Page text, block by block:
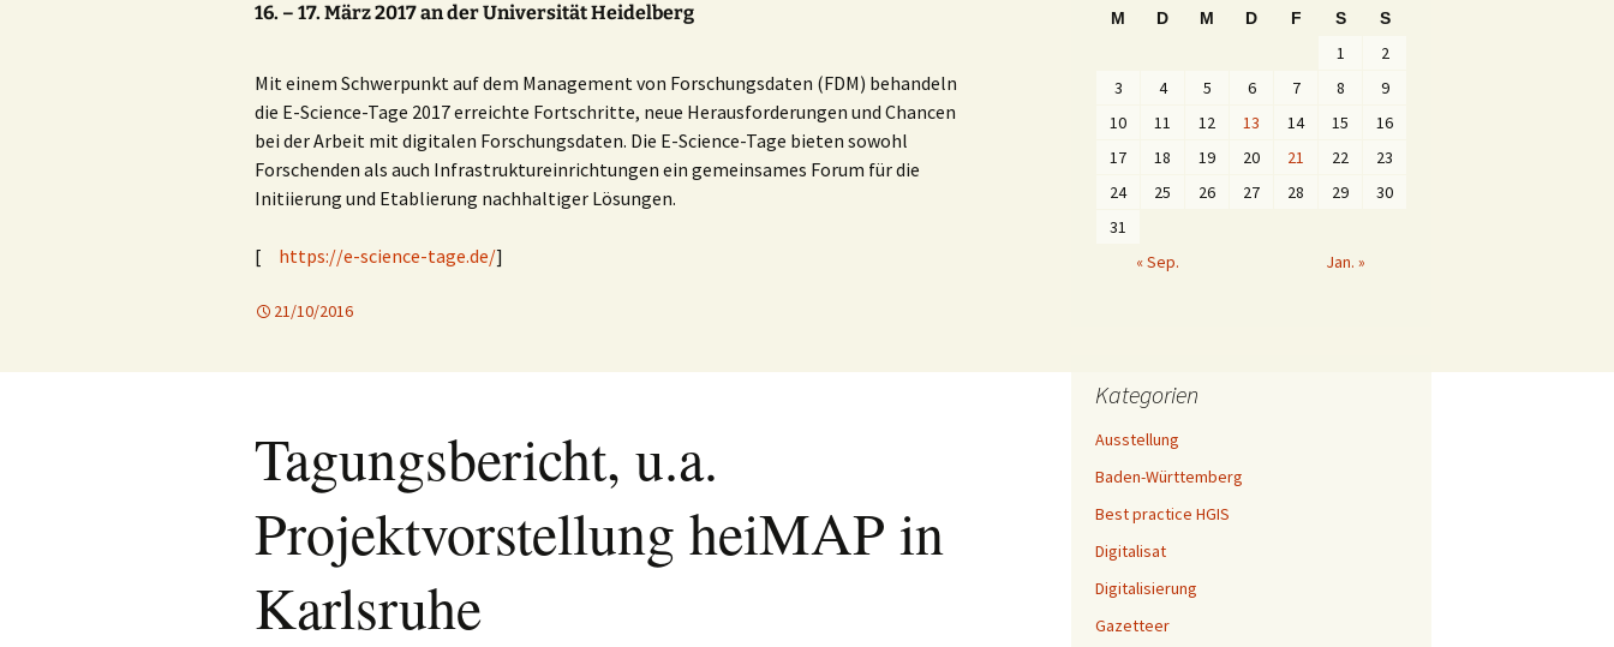
16. – 17. März 2017 an der Universität Heidelberg
Mit einem Schwerpunkt auf dem Management von Forschungsdaten (FDM) behandeln
die E-Science-Tage 2017 erreichte Fortschritte, neue Herausforderungen und Chancen
bei der Arbeit mit digitalen Forschungsdaten. Die E-Science-Tage bieten sowohl
Forschenden als auch Infrastruktureinrichtungen ein gemeinsames Forum für die
Initiierung und Etablierung nachhaltiger Lösungen.
[ https://e-science-tage.de/]
21/10/2016
Tagungsbericht, u.a.
Projektvorstellung heiMAP in
Karlsruhe
M D M D F S S
1
2
3
4 5 6 7 8
9
10
11 12 13 14 15
16
17
18 19 20 21 22
23
24
25 26 27 28 29
30
31
« Sep.
Jan. »
Kategorien
Ausstellung
Baden-Württemberg
Best practice HGIS
Digitalisat
Digitalisierung
Gazetteer